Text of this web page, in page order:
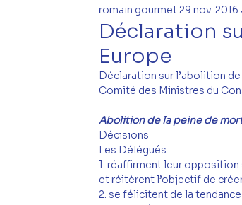
Déclaration
Europe
romain gourmet 29 nov. 2016
Déclaration sur l’abolition
Comité des Ministres du
Abolition de la peine de
Décisions
Les Délégués
1. réaffirment leur
et réitèrent l’objectif de
2. se félicitent de la